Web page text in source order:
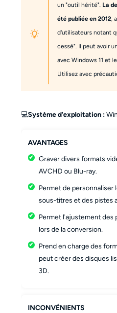
un "outil hérité". La
été publiée en 2012,
d'utilisateurs notant
cessé". Il peut avoir
avec Windows 11 et
Utilisez avec
💻Système d'exploitation :
AVANTAGES
Graver divers formats
AVCHD ou Blu-ray.
Permet de personnaliser
sous-titres et des pistes
Permet l'ajustement des
lors de la conversion.
Prend en charge des
peut créer des disques
3D.
INCONVÉNIENTS